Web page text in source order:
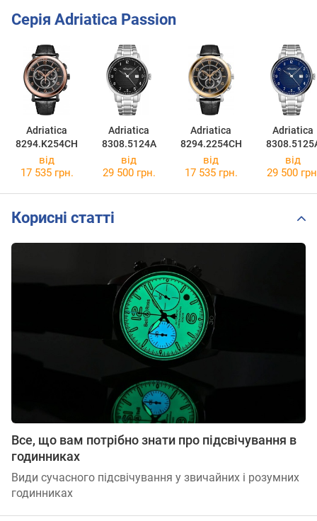
Серія Adriatica Passion
Adriatica
8294.K254CH
Adriatica
8308.5124A
Adriatica
8294.2254CH
Adriatica
від
17 535 грн.
від
29 500 грн.
від
17 535 грн.
від
29 500
Корисні статті
Все, що вам потрібно знати про підсвічування в
годинниках
Види сучасного підсвічування у звичайних і розумних
годинниках